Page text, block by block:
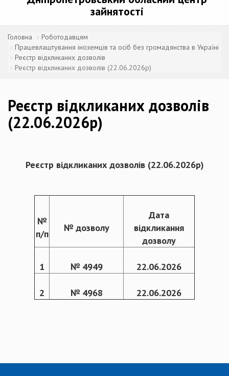
зайнятості
Головна
Роботодавцям
Працевлаштування іноземців та осіб без громадянства в Україні
Реєстр відкликаних дозволів
Реєстр відкликаних дозволів (22.06.2026р)
Реєстр відкликаних дозволів
(22.06.2026р)
Реєстр відкликаних дозволів (22.06.2026р)
№
п/п
№ дозволу
Дата
відкликання
дозволу
1 № 4949 22.06.2026
2 № 4968 22.06.2026